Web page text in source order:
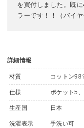
を買付しました。既
ラーです！！（バイヤ
詳細情報
材質 コットン98
仕様 ポケット5
生産国 日本
洗濯表示 手洗い可